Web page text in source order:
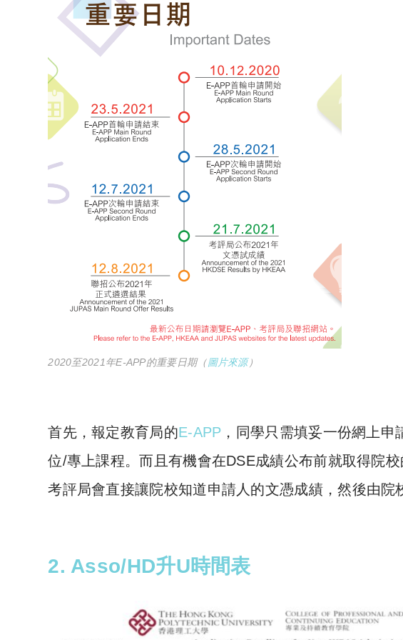
2020至2021年E-APP的重要日期（圖片來源）
首先，報定教育局的E-APP ，同學只需填妥一份網上
位/專上課程。而且有機會在DSE成績公布前就取得院
考評局會直接讓院校知道申請人的文憑成績，然後由院
2. Asso/HD升U時間表